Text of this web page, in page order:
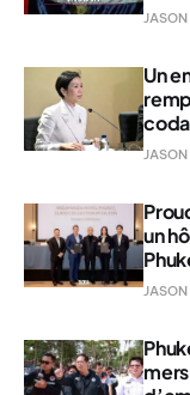
JASON
Un
JASON
un
JASON